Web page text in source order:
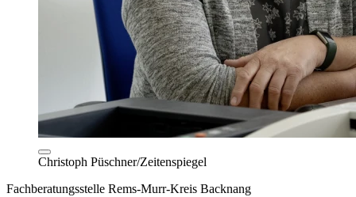
Christoph Püschner/Zeitenspiegel
Fachberatungsstelle Rems-Murr-Kreis Backnang